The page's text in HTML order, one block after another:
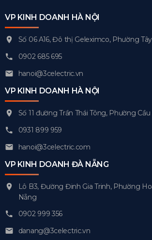
VP KINH DOANH HÀ NỘI
Số 06 A16, Đô thị Geleximco, Phường
0902 685 695
hanoi@3celectric.vn
VP KINH DOANH HÀ NỘI
Số 11 đường Trần Thái Tông, Phường
0931 899 959
hanoi@3celectric.com
VP KINH DOANH ĐÀ NẴNG
Lô B3, Đường Đinh Gia Trinh, Phường
Nẵng
0902 999 356
danang@3celectric.vn